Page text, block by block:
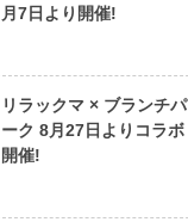
月7日より開催!
リラックマ × ブランチパ
ーク 8月27日よりコラボ
開催!